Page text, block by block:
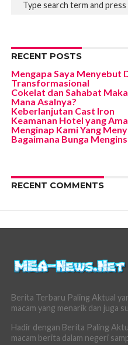
RECENT POSTS
Mengapa Saya Menyebut
Transformasional
Cokelat dan Sahabat
Mana Asalnya?
Keberlanjutan Cast Iron
Keamanan Hotel yang
Menginap Kami Yang
Bagaimana Bunga
RECENT COMMENTS
Berita Terbaru Paling Aktual
macam yang menarik dan juga
Hadir dengan Berita Paling
macam berita dalam negeri